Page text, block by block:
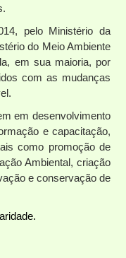
pelo Ministério da
do Meio Ambiente
em sua maioria, por
com as mudanças
em desenvolvimento
e capacitação,
como promoção de
Ambiental, criação
e conservação de